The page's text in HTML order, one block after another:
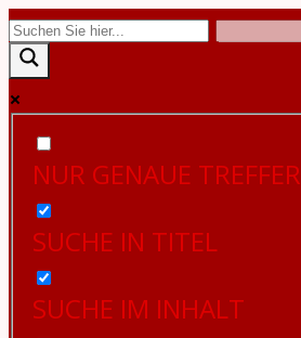
Zum
Inhalt
springen
NUR GENAUE TREFFER
SUCHE IN TITEL
SUCHE IM INHALT